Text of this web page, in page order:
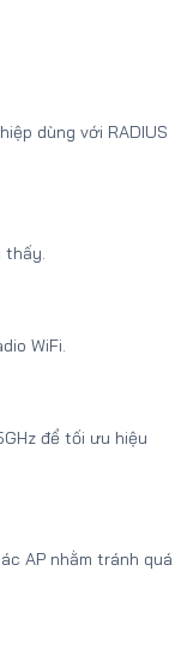
dùng với RADIUS
thấy.
WiFi.
để tối ưu hiệu
AP nhằm tránh quá